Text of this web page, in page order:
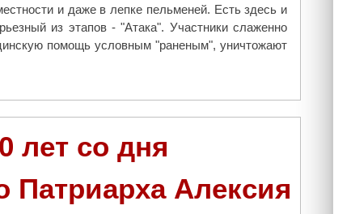
с
в
м
я
т
в
е
о
и даже в лепке пельменей. Есть здесь и
из этапов - "Атака". Участники слаженно
помощь условным "раненым", уничтожают
лет со дня
Патриарха Алексия